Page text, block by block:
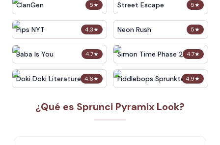
5★
ClanGen 5★
Street Escape
4.3★
Pips NYT 5★
Neon Rush
4.7★
Baba Is You 4.7★
Simon Time Phase 2
4.6★
Doki Doki Literature Club 4.9★
Fiddlebops Sprunkters
¿Qué es Sprunci Pyramix Look?